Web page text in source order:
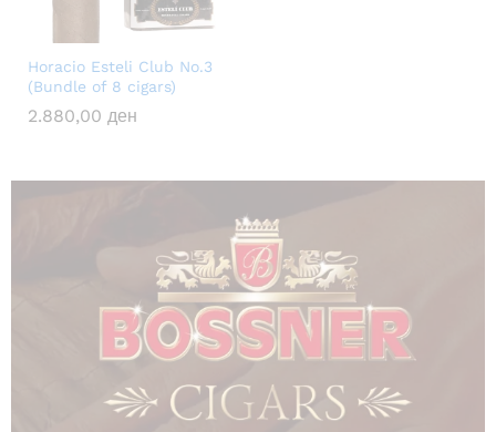
Horacio Esteli Club No.3
(Bundle of 8 cigars)
2.880,00 ден